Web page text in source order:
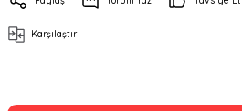
Karşılaştır